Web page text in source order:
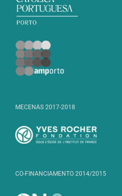
MECENAS 2017-2018
CO-FINANCIAMENTO 2014/2015